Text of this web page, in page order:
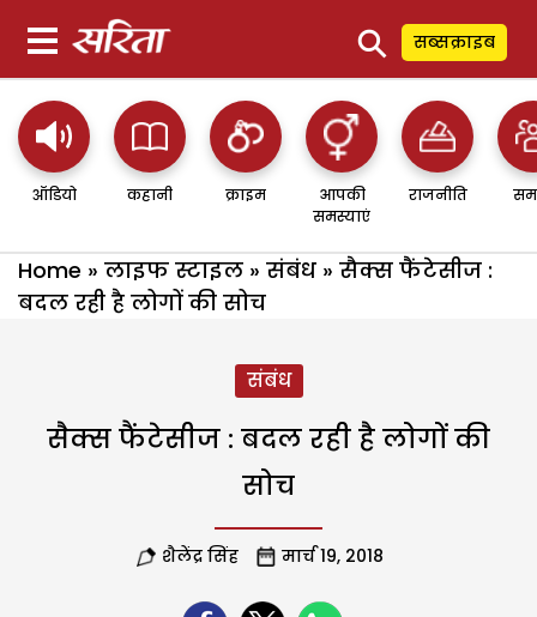
⚲ सब्सक्राइब
ऑडियो कहानी क्राइम
आपकी
समस्याएं
राजनीति
Home » लाइफ स्टाइल » संबंध » सैक्स फैंटेसीज :
बदल रही है लोगों की सोच
संबंध
सैक्स फैंटेसीज : बदल रही है लोगों की
सोच
शैलेंद्र सिंह मार्च 19, 2018